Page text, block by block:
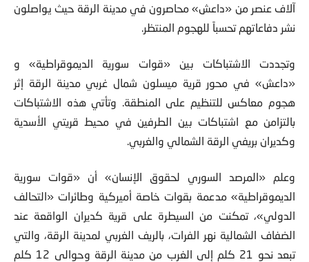
آلاف عنصر من «داعش» محاصرون في مدينة الرقة حيث يواصلون
نشر دفاعاتهم تحسباً للهجوم المنتظر.
وتجددت الاشتباكات بين «قوات سورية الديموقراطية» و
«داعش» في محور قرية ميسلون شمال غربي مدينة الرقة إثر
هجوم معاكس للتنظيم على المنطقة. وتأتي هذه الاشتباكات
بالتزامن مع اشتباكات بين الطرفين في محيط قريتي الأسدية
وكديران بريفي الرقة الشمالي والغربي.
وعلم «المرصد السوري لحقوق الإنسان» أن «قوات سورية
الديموقراطية» مدعمة بقوات خاصة أميركية وطائرات «التحالف
الدولي»، تمكنت من السيطرة على قرية كديران الواقعة عند
الضفاف الشمالية نهر الفرات، بالريف الغربي لمدينة الرقة، والتي
تبعد نحو 21 كلم إلى الغرب من مدينة الرقة وحوالى 12 كلم